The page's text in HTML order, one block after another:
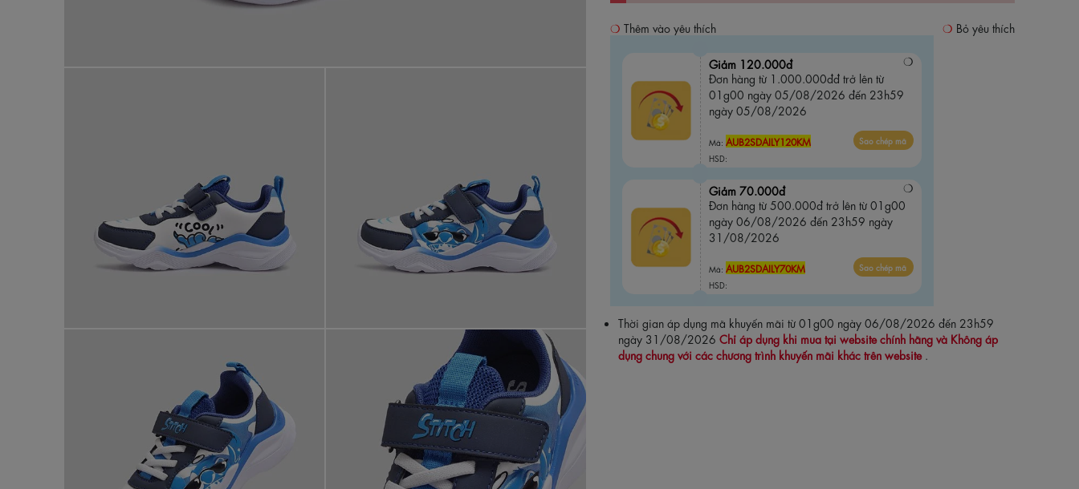
Thêm vào yêu thích Bỏ yêu thích
Giảm 120.000đ
Đơn hàng từ 1.000.000đđ trở lên từ
01g00 ngày 05/08/2026 đến 23h59
ngày 05/08/2026
Mã:AUB2SDAILY120KM
HSD:
Sao chép mã
Giảm 70.000đ
Đơn hàng từ 500.000đ trở lên từ 01g00
ngày 06/08/2026 đến 23h59 ngày
31/08/2026
Mã:AUB2SDAILY70KM
HSD:
Sao chép mã
Thời gian áp dụng mã khuyến mãi từ 01g00 ngày 06/08/2026 đến 23h59
ngày 31/08/2026 Chỉ áp dụng khi mua tại website chính hãng và Không áp
dụng chung với các chương trình khuyến mãi khác trên website